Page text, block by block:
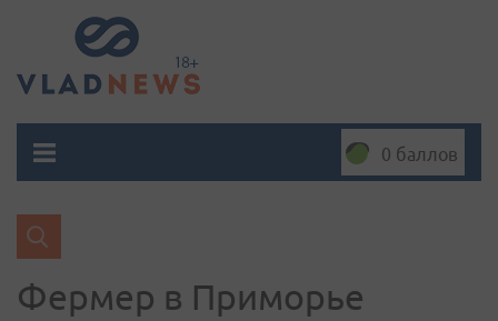
0 баллов
Фермер в Приморье